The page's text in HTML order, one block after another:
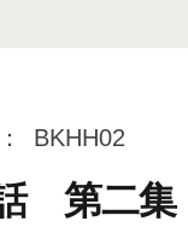
BKHH02
第二集